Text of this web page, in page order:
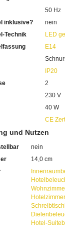
beige
in
die Höhe
für eine Leistung
für den
Ihnen die
täglich sehr
Sortiment finden
Technik erreichen
bei uns 5 Jahre
kontaktieren Sie
Sie sich bei
uns auf Ihre
50 Hz
inklusive?
nein
Technik
LED
E14
IP20
2
230 V
40 W
CE
und Nutzen
nein
14,0 cm
Hotel-